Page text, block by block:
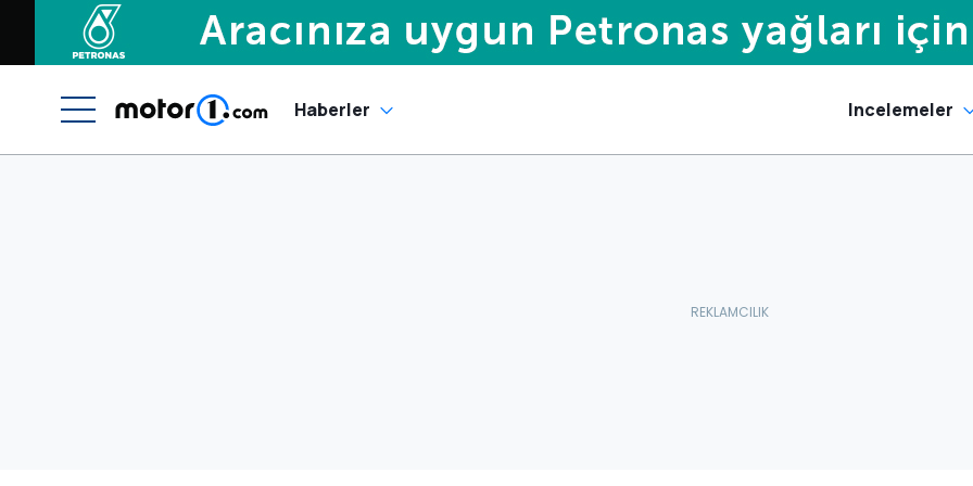
Haberler Incelemeler